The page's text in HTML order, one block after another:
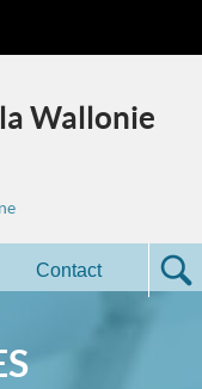
Wallonie
Contact